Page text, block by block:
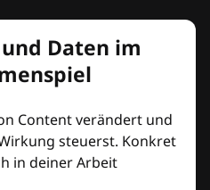
Daten im
Content verändert und
steuerst. Konkret
in deiner Arbeit